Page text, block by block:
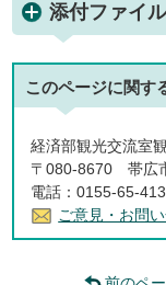
添付ファイ
このページに関す
経済部観光交流室
〒080-8670 帯広
電話：0155-65-
ご意見・お問